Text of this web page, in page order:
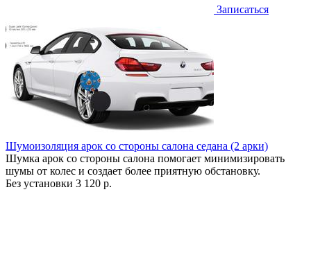
Записаться
Шумоизоляция арок со стороны салона седана (2 арки)
Шумка арок со стороны салона помогает минимизировать
шумы от колес и создает более приятную обстановку.
Без установки 3 120 р.